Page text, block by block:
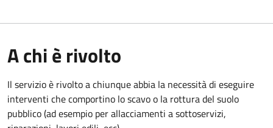
A chi è rivolto
Il servizio è rivolto a chiunque abbia la necessità di eseguire
interventi che comportino lo scavo o la rottura del suolo
pubblico (ad esempio per allacciamenti a sottoservizi,